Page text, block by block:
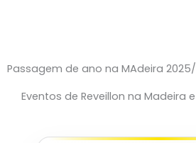
Passagem de ano na MAdeira
Eventos de Reveillon na Madeira